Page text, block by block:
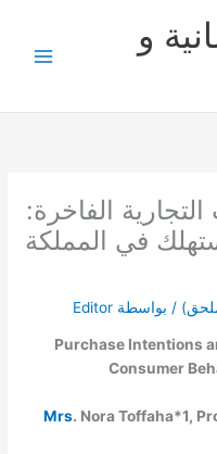
و
التجارية الفاخرة:
في المملكة
/ بواسطة Editor
Purchase Intentions
Consumer
Mrs. Nora Toffaha*1,